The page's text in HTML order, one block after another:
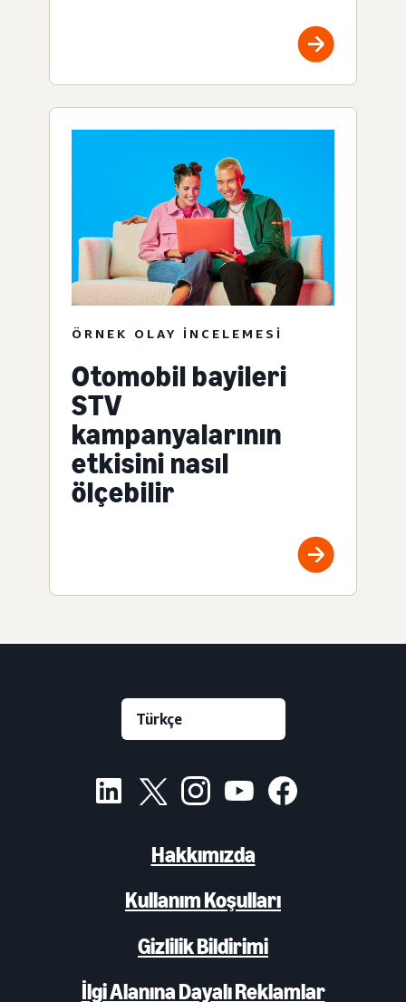
ÖRNEK OLAY INCELEMESI
Otomobil bayileri
STV
kampanyalarının
etkisini nasıl
ölçebilir
Hakkımızda
Kullanım Koşulları
Gizlilik Bildirimi
İlgi Alanına Dayalı Reklamlar